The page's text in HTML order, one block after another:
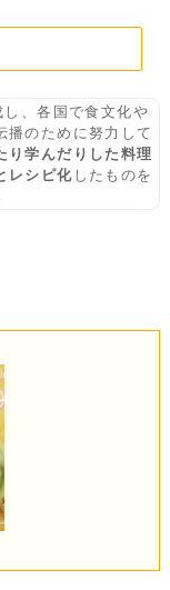
し、各国で食文化や
播のために努力して
り学んだりした料理
レシピ化したものを